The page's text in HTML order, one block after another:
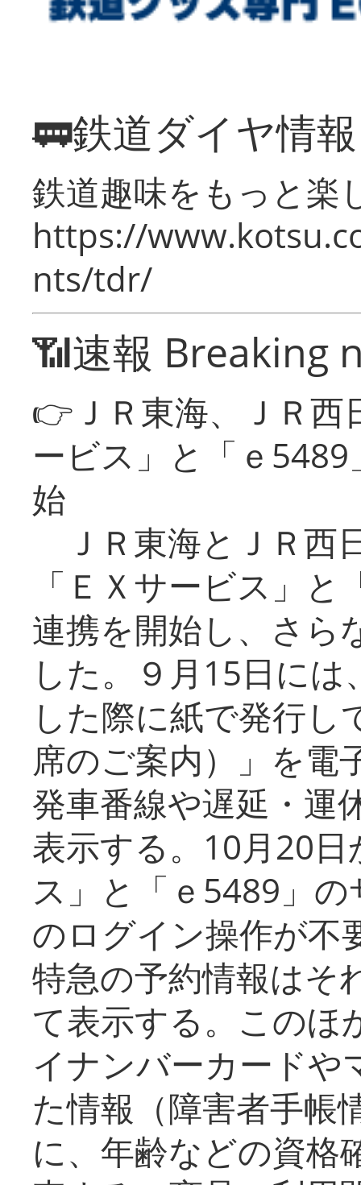
🚃鉄道ダイヤ情
鉄道趣味をもっと楽
https://
nts/tdr/
📶速報 Breaking
👉ＪＲ東海、ＪＲ
ービス」と「ｅ
始
ＪＲ東海とＪＲ西
「ＥＸサービス」
連携を開始し、さら
した。９月15日に
した際に紙で発行し
席のご案内）」を電
発車番線や遅延・運
表示する。10月20
ス」と「ｅ5489」
のログイン操作が不
特急の予約情報はそ
て表示する。このほ
イナンバーカードや
た情報（障害者手帳
に、年齢などの資格